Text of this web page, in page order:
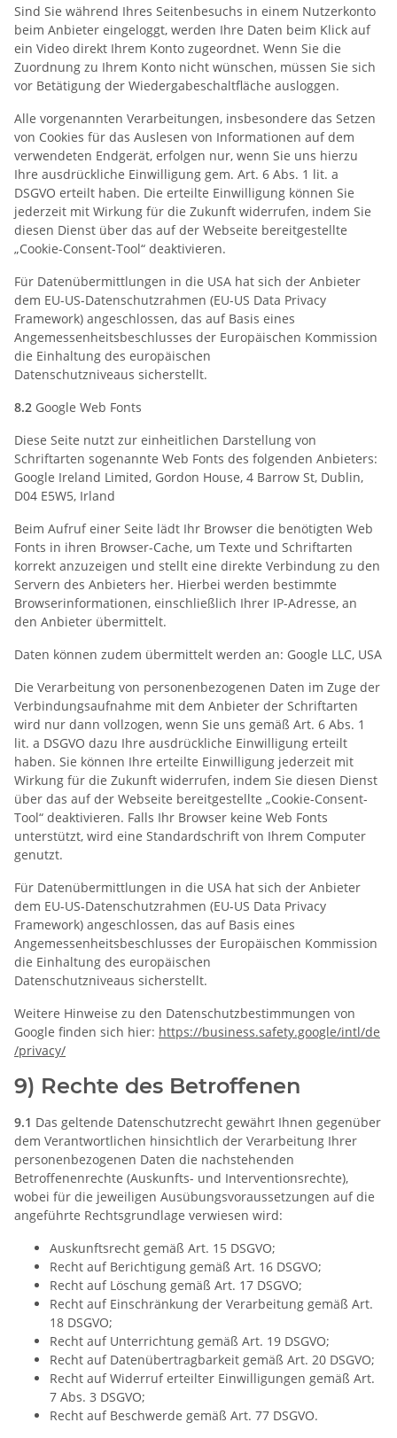
Sind Sie während Ihres Seitenbesuchs in einem Nutzerkonto
beim Anbieter eingeloggt, werden Ihre Daten beim Klick auf
ein Video direkt Ihrem Konto zugeordnet. Wenn Sie die
Zuordnung zu Ihrem Konto nicht wünschen, müssen Sie sich
vor Betätigung der Wiedergabeschaltfläche ausloggen.
Alle vorgenannten Verarbeitungen, insbesondere das Setzen
von Cookies für das Auslesen von Informationen auf dem
verwendeten Endgerät, erfolgen nur, wenn Sie uns hierzu
Ihre ausdrückliche Einwilligung gem. Art. 6 Abs. 1 lit. a
DSGVO erteilt haben. Die erteilte Einwilligung können Sie
jederzeit mit Wirkung für die Zukunft widerrufen, indem Sie
diesen Dienst über das auf der Webseite bereitgestellte
„Cookie-Consent-Tool“ deaktivieren.
Für Datenübermittlungen in die USA hat sich der Anbieter
dem EU-US-Datenschutzrahmen (EU-US Data Privacy
Framework) angeschlossen, das auf Basis eines
Angemessenheitsbeschlusses der Europäischen Kommission
die Einhaltung des europäischen
Datenschutzniveaus sicherstellt.
8.2 Google Web Fonts
Diese Seite nutzt zur einheitlichen Darstellung von
Schriftarten sogenannte Web Fonts des folgenden Anbieters:
Google Ireland Limited, Gordon House, 4 Barrow St, Dublin,
D04 E5W5, Irland
Beim Aufruf einer Seite lädt Ihr Browser die benötigten Web
Fonts in ihren Browser-Cache, um Texte und Schriftarten
korrekt anzuzeigen und stellt eine direkte Verbindung zu den
Servern des Anbieters her. Hierbei werden bestimmte
Browserinformationen, einschließlich Ihrer IP-Adresse, an
den Anbieter übermittelt.
Daten können zudem übermittelt werden an: Google LLC, USA
Die Verarbeitung von personenbezogenen Daten im Zuge der
Verbindungsaufnahme mit dem Anbieter der Schriftarten
wird nur dann vollzogen, wenn Sie uns gemäß Art. 6 Abs. 1
lit. a DSGVO dazu Ihre ausdrückliche Einwilligung erteilt
haben. Sie können Ihre erteilte Einwilligung jederzeit mit
Wirkung für die Zukunft widerrufen, indem Sie diesen Dienst
über das auf der Webseite bereitgestellte „Cookie-Consent-
Tool“ deaktivieren. Falls Ihr Browser keine Web Fonts
unterstützt, wird eine Standardschrift von Ihrem Computer
genutzt.
Für Datenübermittlungen in die USA hat sich der Anbieter
dem EU-US-Datenschutzrahmen (EU-US Data Privacy
Framework) angeschlossen, das auf Basis eines
Angemessenheitsbeschlusses der Europäischen Kommission
die Einhaltung des europäischen
Datenschutzniveaus sicherstellt.
Weitere Hinweise zu den Datenschutzbestimmungen von
Google finden sich hier: https://business.safety.google/intl/de
/privacy/
9) Rechte des Betroffenen
9.1 Das geltende Datenschutzrecht gewährt Ihnen gegenüber
dem Verantwortlichen hinsichtlich der Verarbeitung Ihrer
personenbezogenen Daten die nachstehenden
Betroffenenrechte (Auskunfts- und Interventionsrechte),
wobei für die jeweiligen Ausübungsvoraussetzungen auf die
angeführte Rechtsgrundlage verwiesen wird:
Auskunftsrecht gemäß Art. 15 DSGVO;
Recht auf Berichtigung gemäß Art. 16 DSGVO;
Recht auf Löschung gemäß Art. 17 DSGVO;
Recht auf Einschränkung der Verarbeitung gemäß Art.
18 DSGVO;
Recht auf Unterrichtung gemäß Art. 19 DSGVO;
Recht auf Datenübertragbarkeit gemäß Art. 20 DSGVO;
Recht auf Widerruf erteilter Einwilligungen gemäß Art.
7 Abs. 3 DSGVO;
Recht auf Beschwerde gemäß Art. 77 DSGVO.